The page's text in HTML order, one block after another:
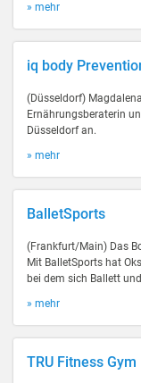
» mehr
iq body
(Düsseldorf)
Ernährungsberaterin
Düsseldorf an.
» mehr
BalletSports
(Frankfurt/Main) Das
Mit BalletSports hat
bei dem sich Ballett
» mehr
TRU Fitness Gym